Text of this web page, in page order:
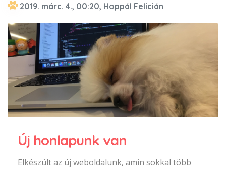
2019. márc. 4., 00:20, Hoppál Felicián
Új honlapunk van
Elkészült az új weboldalunk, amin sokkal több